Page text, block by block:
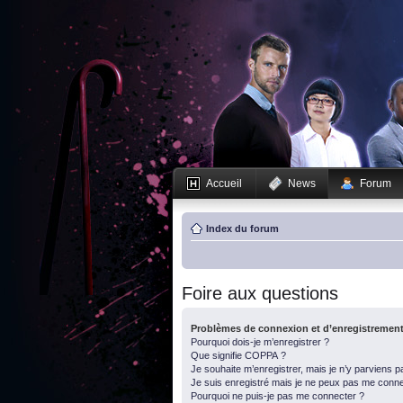
Accueil News Forum
Index du forum
Foire aux questions
Problèmes de connexion et d’enregistrement
Pourquoi dois-je m’enregistrer ?
Que signifie COPPA ?
Je souhaite m’enregistrer, mais je n’y parviens
Je suis enregistré mais je ne peux pas me
Pourquoi ne puis-je pas me connecter ?